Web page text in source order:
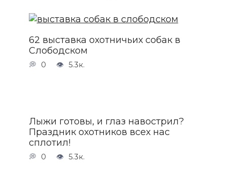
62 выставка охотничьих собак в
Слободском
0 5.3к.
Лыжи готовы, и глаз навострил?
Праздник охотников всех нас
сплотил!
0 5.3к.